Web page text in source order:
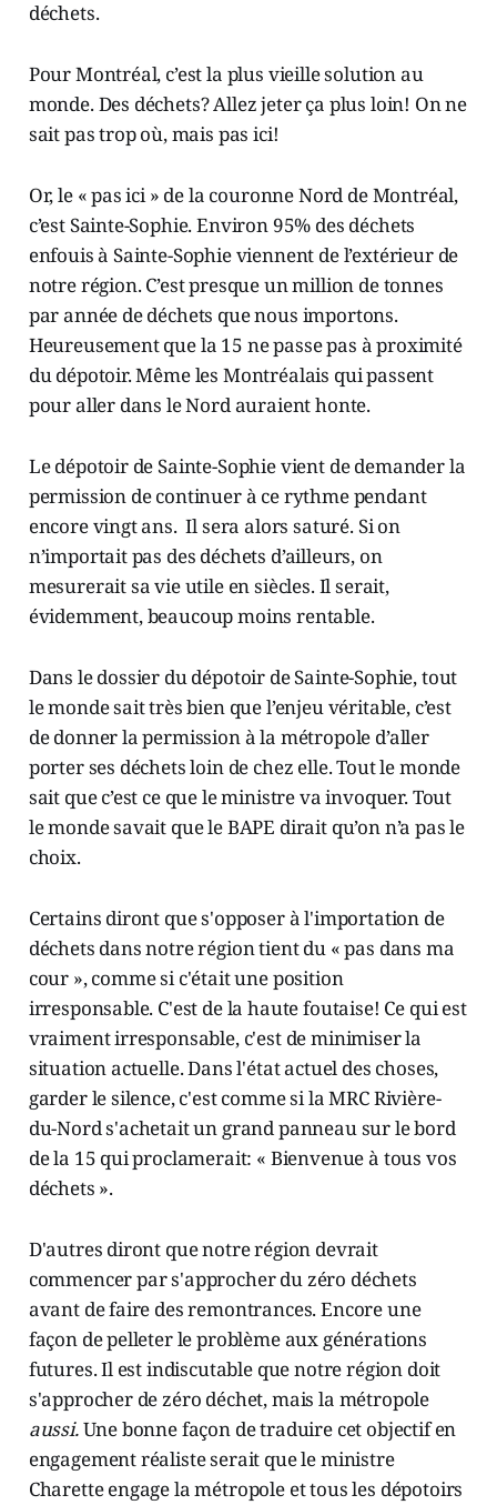
déchets.
Pour Montréal, c’est la plus vieille solution au
monde. Des déchets? Allez jeter ça plus loin! On ne
sait pas trop où, mais pas ici!
Or, le « pas ici » de la couronne Nord de Montréal,
c’est Sainte-Sophie. Environ 95% des déchets
enfouis à Sainte-Sophie viennent de l’extérieur de
notre région. C’est presque un million de tonnes
par année de déchets que nous importons.
Heureusement que la 15 ne passe pas à proximité
du dépotoir. Même les Montréalais qui passent
pour aller dans le Nord auraient honte.
Le dépotoir de Sainte-Sophie vient de demander la
permission de continuer à ce rythme pendant
encore vingt ans. Il sera alors saturé. Si on
n’importait pas des déchets d’ailleurs, on
mesurerait sa vie utile en siècles. Il serait,
évidemment, beaucoup moins rentable.
Dans le dossier du dépotoir de Sainte-Sophie, tout
le monde sait très bien que l’enjeu véritable, c’est
de donner la permission à la métropole d’aller
porter ses déchets loin de chez elle. Tout le monde
sait que c’est ce que le ministre va invoquer. Tout
le monde savait que le BAPE dirait qu’on n’a pas le
choix.
Certains diront que s'opposer à l'importation de
déchets dans notre région tient du « pas dans ma
cour », comme si c'était une position
irresponsable. C'est de la haute foutaise! Ce qui est
vraiment irresponsable, c'est de minimiser la
situation actuelle. Dans l'état actuel des choses,
garder le silence, c'est comme si la MRC Rivière-
du-Nord s'achetait un grand panneau sur le bord
de la 15 qui proclamerait: « Bienvenue à tous vos
déchets ».
D'autres diront que notre région devrait
commencer par s'approcher du zéro déchets
avant de faire des remontrances. Encore une
façon de pelleter le problème aux générations
futures. Il est indiscutable que notre région doit
s'approcher de zéro déchet, mais la métropole
aussi.Une bonne façon de traduire cet objectif en
engagement réaliste serait que le ministre
Charette engage la métropole et tous les dépotoirs